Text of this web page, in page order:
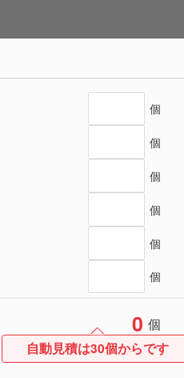
個
個
個
個
個
個
0 個
自動見積は30個からです